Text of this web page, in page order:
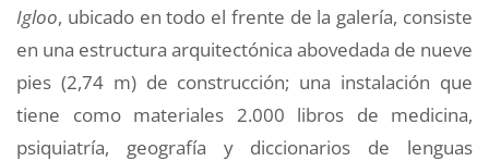
Igloo, ubicado en todo el frente de la galería, consiste
en una estructura arquitectónica abovedada de nueve
pies (2,74 m) de construcción; una instalación que
tiene como materiales 2.000 libros de medicina,
psiquiatría, geografía y diccionarios de lenguas